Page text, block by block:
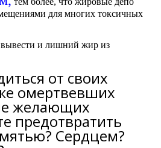
для многих токсичных
вывести и лишний жир из
от своих
омертвевших
желающих
предотвратить
Сердцем?